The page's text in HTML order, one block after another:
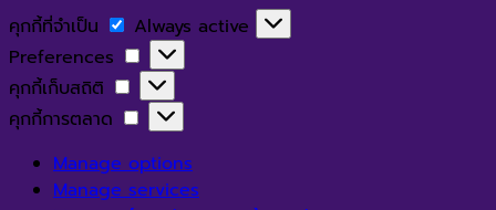
คุกกี้ที่จำเป็น
คุกกี้
ที่
จำเป็น
Always active
Preferences
Preferences
คุกกี้เก็บสถิติ
คุกกี้
เก็บ
สถิติ
คุกกี้การตลาด
คุกกี้
การ
ตลาด
Manage options
Manage services